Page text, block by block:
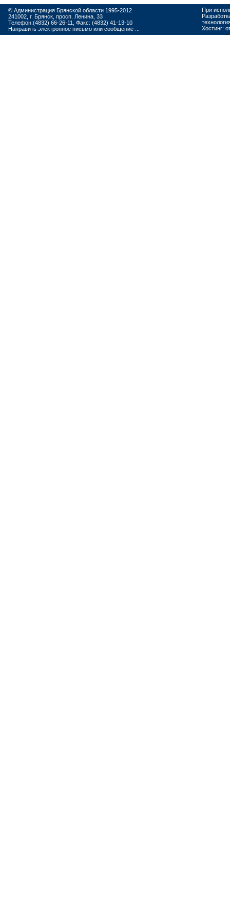
© Администрация Брянской области 1995-2012
241002, г. Брянск, просп. Ленина, 33
Телефон:(4832) 66-26-11, Факс: (4832) 41-13-10
Направить электронное письмо или сообщение ...
При
Хостинг: